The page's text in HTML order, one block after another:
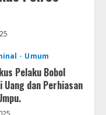
Crack + Portable
Umum
Pelaku Bobol
Uang dan Perhiasan